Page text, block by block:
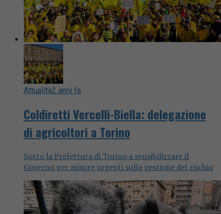
Attualità2 anni fa
Coldiretti Vercelli-Biella: delegazione
di agricoltori a Torino
Sotto la Prefettura di Torino a sensibilizzare il
Governo per misure urgenti sulla gestione del rischio